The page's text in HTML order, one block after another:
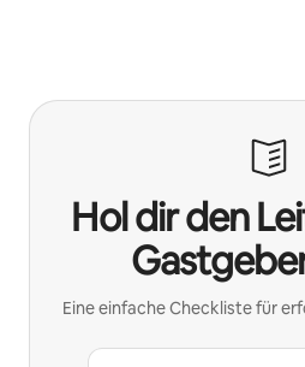
Hol dir den
Eine einfache Checkliste für